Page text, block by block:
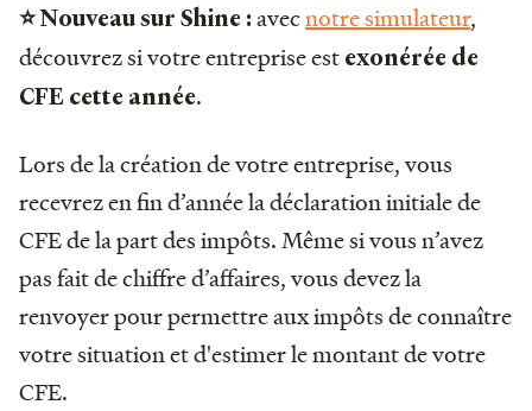
⭐ Nouveau sur Shine :avecnotre simulateur,
découvrez si votre entreprise est exonérée de
CFE cette année.
Lors de la création de votre entreprise, vous
recevrez en fin d’année la déclaration initiale de
CFE de la part des impôts. Même si vous n’avez
pas fait de chiffre d’affaires, vous devez la
renvoyer pour permettre aux impôts de connaître
votre situation et d'estimer le montant de votre
CFE.